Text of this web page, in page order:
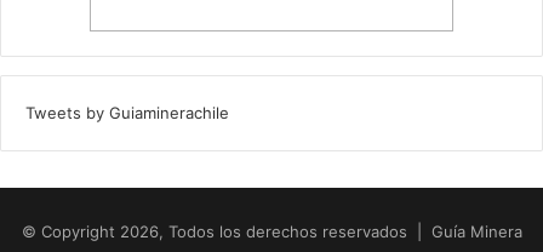
Tweets by Guiaminerachile
© Copyright 2026, Todos los derechos reservados | Guía Minera